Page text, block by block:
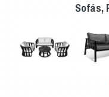
Sofás,